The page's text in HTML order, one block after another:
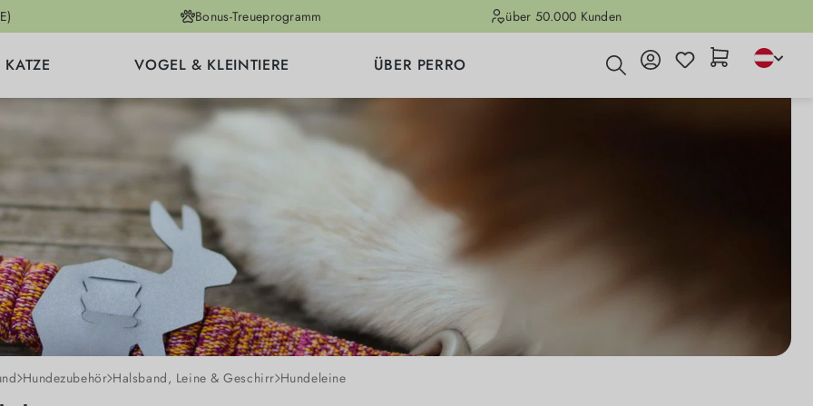
Bonus-Treueprogramm über 50.000 Kunden
KATZE VOGEL & KLEINTIERE ÜBER PERRO
Hundezubehör Halsband, Leine & Geschirr Hundeleine